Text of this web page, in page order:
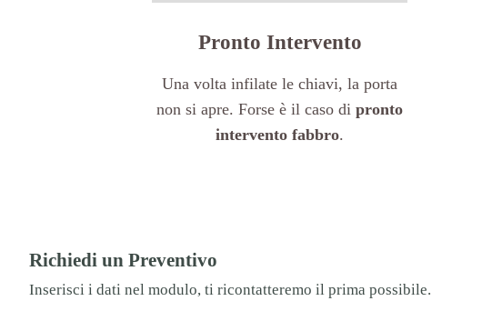
Pronto Intervento
Una volta infilate le chiavi, la porta
non si apre. Forse è il caso dipronto
intervento fabbro.
Richiedi un Preventivo
Inserisci i dati nel modulo, ti ricontatteremo il prima possibile.